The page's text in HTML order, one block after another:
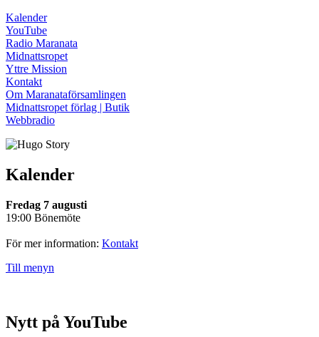
Kalender
YouTube
Radio Maranata
Midnattsropet
Yttre Mission
Kontakt
Om Maranataförsamlingen
Midnattsropet förlag | Butik
Webbradio
Kalender
Fredag 7 augusti
19:00 Bönemöte
För mer information: Kontakt
Till menyn
Nytt på YouTube